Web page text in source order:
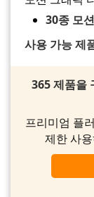
30종 모
사용 가능 제
365 제품을
프리미엄 플
제한 사